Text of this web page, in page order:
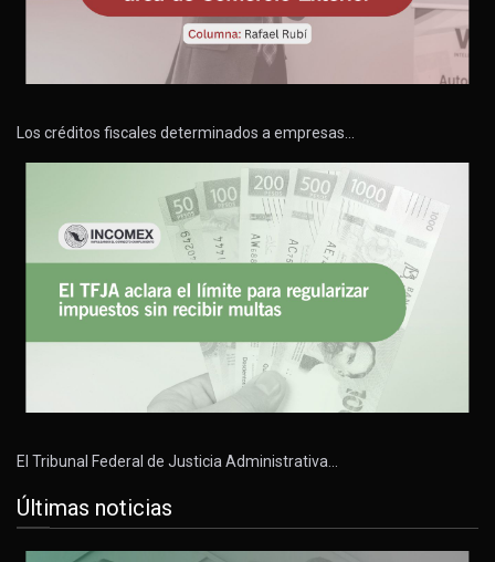
Los créditos fiscales determinados a empresas…
El Tribunal Federal de Justicia Administrativa…
Últimas noticias